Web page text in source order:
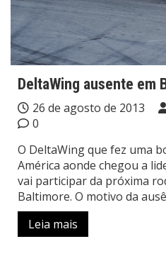
DeltaWing ausente em
26 de agosto de 2013
0
O DeltaWing que fez uma
América aonde chegou a
vai participar da próxima
Baltimore. O motivo da
Leia mais